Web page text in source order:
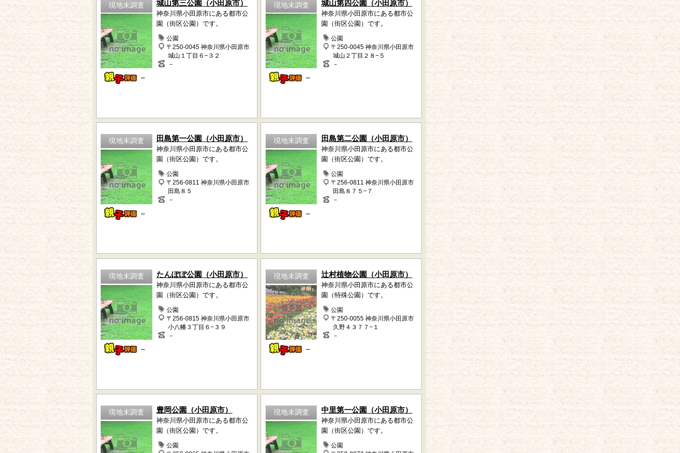
現地未調査
－
城山第三公園（小田原市）
神奈川県小田原市にある都市公
園（街区公園）です。
公園
〒250-0045 神奈川県小田原市
城山１丁目６−３２
－
現地未調査
－
城山第四公園（小田原市）
神奈川県小田原市にある都市公
園（街区公園）です。
公園
〒250-0045 神奈川県小田原市
城山２丁目２８−５
－
現地未調査
－
田島第一公園（小田原市）
神奈川県小田原市にある都市公
園（街区公園）です。
公園
〒256-0811 神奈川県小田原市
田島８５
－
現地未調査
－
田島第二公園（小田原市）
神奈川県小田原市にある都市公
園（街区公園）です。
公園
〒256-0811 神奈川県小田原市
田島８７５−７
－
現地未調査
－
たんぽぽ公園（小田原市）
神奈川県小田原市にある都市公
園（街区公園）です。
公園
〒256-0815 神奈川県小田原市
小八幡３丁目６−３９
－
現地未調査
－
辻村植物公園（小田原市）
神奈川県小田原市にある都市公
園（特殊公園）です。
公園
〒250-0055 神奈川県小田原市
久野４３７７−１
－
現地未調査 豊岡公園（小田原市）
神奈川県小田原市にある都市公
園（街区公園）です。
公園
現地未調査 中里第一公園（小田原市）
神奈川県小田原市にある都市公
園（街区公園）です。
公園